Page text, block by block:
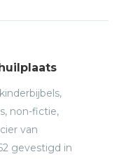
non-fictie,
van
gevestigd in